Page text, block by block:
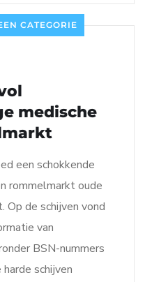
CATEGORIE
medische
een schokkende
rommelmarkt oude
Op de schijven vond
van
BSN-nummers
schijven